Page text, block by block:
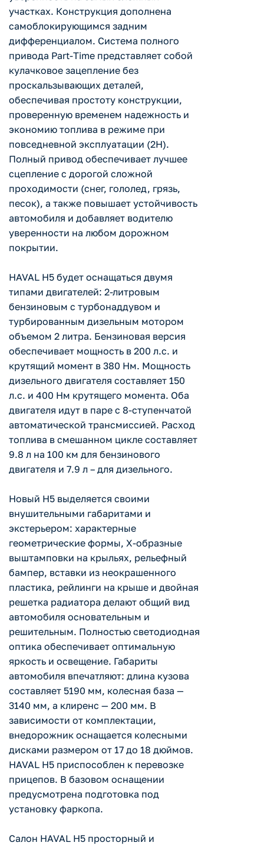
участках. Конструкция дополнена
самоблокирующимся задним
дифференциалом. Система полного
привода Part-Time представляет собой
кулачковое зацепление без
проскальзывающих деталей,
обеспечивая простоту конструкции,
проверенную временем надежность и
экономию топлива в режиме при
повседневной эксплуатации (2H).
Полный привод обеспечивает лучшее
сцепление с дорогой сложной
проходимости (снег, гололед, грязь,
песок), а также повышает устойчивость
автомобиля и добавляет водителю
уверенности на любом дорожном
покрытии.
HAVAL H5 будет оснащаться двумя
типами двигателей: 2-литровым
бензиновым с турбонаддувом и
турбированным дизельным мотором
объемом 2 литра. Бензиновая версия
обеспечивает мощность в 200 л.с. и
крутящий момент в 380 Нм. Мощность
дизельного двигателя составляет 150
л.с. и 400 Нм крутящего момента. Оба
двигателя идут в паре с 8-ступенчатой
автоматической трансмиссией. Расход
топлива в смешанном цикле составляет
9.8 л на 100 км для бензинового
двигателя и 7.9 л – для дизельного.
Новый Н5 выделяется своими
внушительными габаритами и
экстерьером: характерные
геометрические формы, X-образные
выштамповки на крыльях, рельефный
бампер, вставки из неокрашенного
пластика, рейлинги на крыше и двойная
решетка радиатора делают общий вид
автомобиля основательным и
решительным. Полностью светодиодная
оптика обеспечивает оптимальную
яркость и освещение. Габариты
автомобиля впечатляют: длина кузова
составляет 5190 мм, колесная база —
3140 мм, а клиренс — 200 мм. В
зависимости от комплектации,
внедорожник оснащается колесными
дисками размером от 17 до 18 дюймов.
HAVAL H5 приспособлен к перевозке
прицепов. В базовом оснащении
предусмотрена подготовка под
установку фаркопа.
Салон HAVAL H5 просторный и